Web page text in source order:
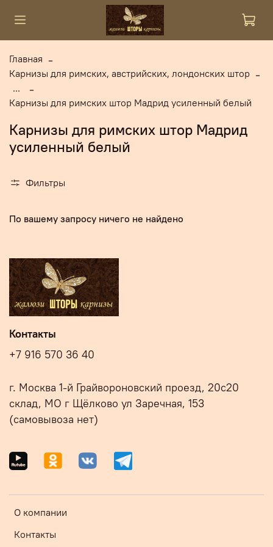
Главная
Карнизы для римских, австрийских, лондонских штор
...
Карнизы для римских штор Мадрид усиленный белый
Карнизы для римских штор Мадрид
усиленный белый
Фильтры
По вашему запросу ничего не найдено
О компании
Контакты
Контакты
+7 916 570 36 40
г. Москва 1-й Грайвороновский проезд, 20с20
склад, МО г Щёлково ул Заречная, 153
(самовывоза нет)